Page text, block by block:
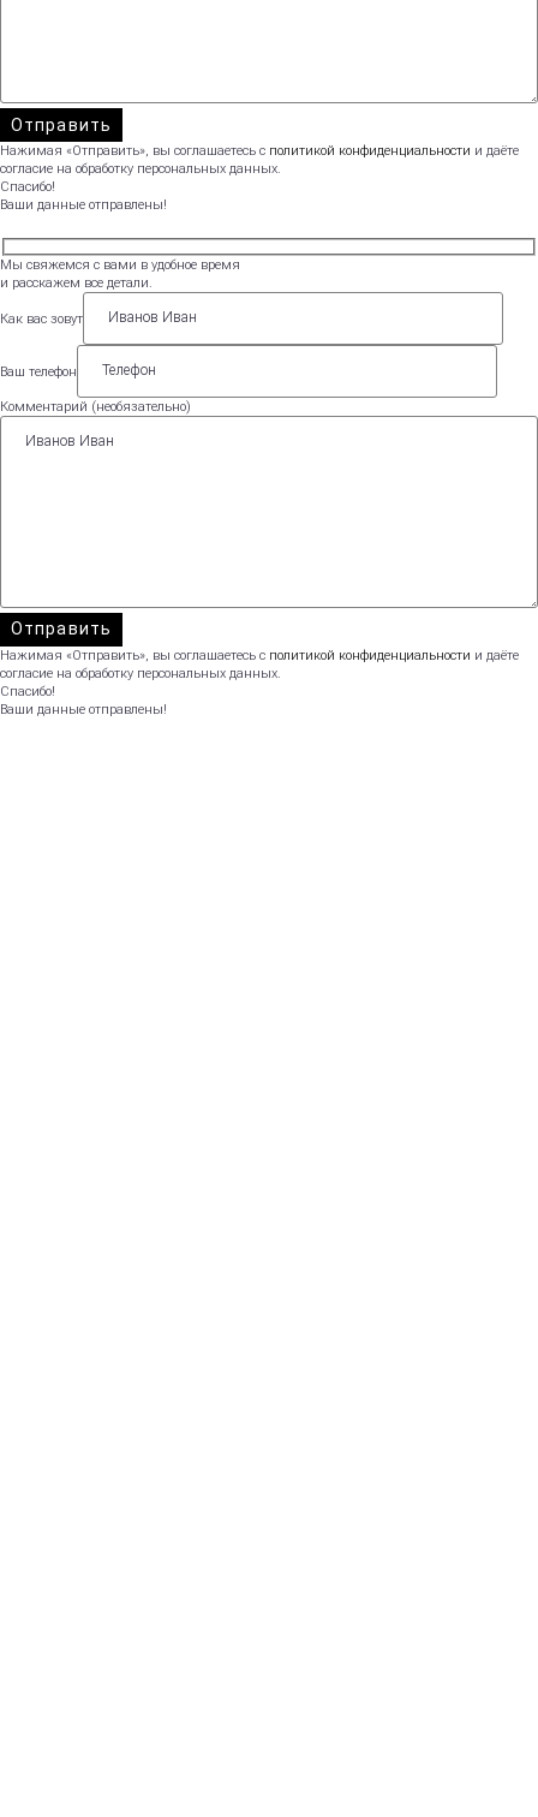
Нажимая «Отправить», вы соглашаетесь с политикой конфиденциальности и даёте
согласие на обработку персональных данных.
Спасибо!
Ваши данные отправлены!
Мы свяжемся с вами в удобное время
и расскажем все детали.
Как вас зовут
Ваш телефон
Комментарий (необязательно)
Нажимая «Отправить», вы соглашаетесь с политикой конфиденциальности и даёте
согласие на обработку персональных данных.
Спасибо!
Ваши данные отправлены!